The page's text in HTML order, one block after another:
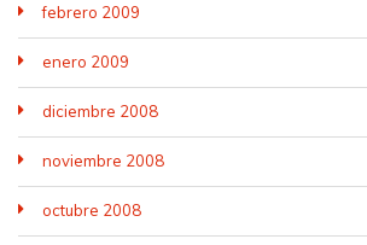
febrero 2009
enero 2009
diciembre 2008
noviembre 2008
octubre 2008